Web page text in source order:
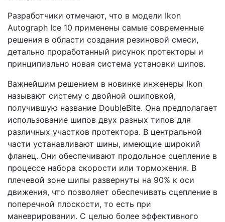
Разработчики отмечают, что в модели Ikon
Autograph Ice 10 применены самые современные
решения в области создания резиновой смеси,
детально проработанный рисунок протекторы и
принципиально новая система установки шипов.
Важнейшим решением в новинке инженеры Ikon
называют систему с двойной ошиповкой,
получившую название DoubleBite. Она предполагает
использование шипов двух разных типов для
различных участков протектора. В центральной
части устанавливают шины, имеющие широкий
фланец. Они обеспечивают продольное сцепление в
процессе набора скорости или торможения. В
плечевой зоне шипы развернуты на 90% к оси
движения, что позволяет обеспечивать сцепление в
поперечной плоскости, то есть при
маневрировании. С целью более эффективного